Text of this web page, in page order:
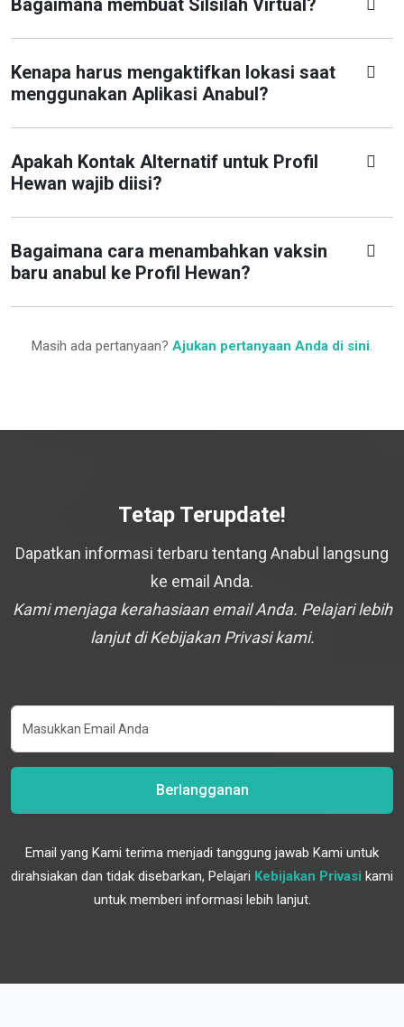
Bagaimana membuat Silsilah Virtual?
Kenapa harus mengaktifkan lokasi saat
menggunakan Aplikasi Anabul?
Apakah Kontak Alternatif untuk Profil
Hewan wajib diisi?
Bagaimana cara menambahkan vaksin
baru anabul ke Profil Hewan?
Masih ada pertanyaan? Ajukan pertanyaan Anda di sini.
Tetap Terupdate!
Dapatkan informasi terbaru tentang Anabul langsung
ke email Anda.
Kami menjaga kerahasiaan email Anda. Pelajari lebih
lanjut di Kebijakan Privasi kami.
Berlangganan
Email yang Kami terima menjadi tanggung jawab Kami untuk
dirahsiakan dan tidak disebarkan, Pelajari Kebijakan Privasi kami
untuk memberi informasi lebih lanjut.